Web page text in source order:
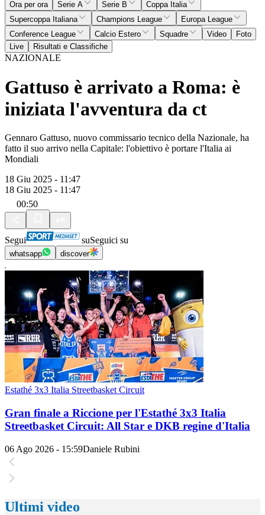
Ora per ora Serie A Serie B
Coppa Italia
Supercoppa Italiana
Champions League
Europa League
Conference League
Calcio Estero Squadre Video
Foto
Live
Risultati e Classifiche
NAZIONALE
Gattuso è arrivato a Roma: è
iniziata l'avventura da ct
Gennaro Gattuso, nuovo commissario tecnico della Nazionale, ha
fatto il suo arrivo nella Capitale: l'obiettivo è portare l'Italia ai
Mondiali
18 Giu 2025 - 11:47
18 Giu 2025 - 11:47
00:50
Segui suSeguici su
whatsapp discover
Estathé 3x3 Italia Streetbasket Circuit
Gran finale a Riccione per l'Estathé 3x3 Italia
Streetbasket Circuit: All Star e DKB regine d'Italia
06 Ago 2026 - 15:59Daniele Rubini
Ultimi video